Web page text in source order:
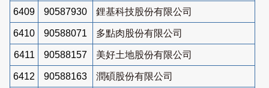
6409 90587930 鋰基科技股份有限公司
6410 90588071 多點肉股份有限公司
6411 90588157 美好土地股份有限公司
6412 90588163 潤碩股份有限公司